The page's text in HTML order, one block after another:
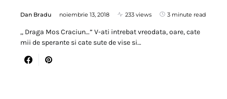
Dan Bradu noiembrie 13, 2018 233 views 3 minute read
,, Draga Mos Craciun…” V-ati intrebat vreodata, oare, cate
mii de sperante si cate sute de vise si…